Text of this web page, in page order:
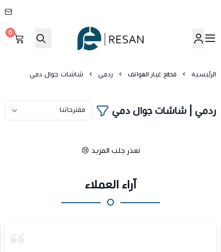
شركة ريسان
0
الرئيسية قطع غيار الهواتف ردمي شاشات جوال دمي
ردمي | شاشات جوال دمي
تعذر جلب المزيد 😢
آراء العملاء